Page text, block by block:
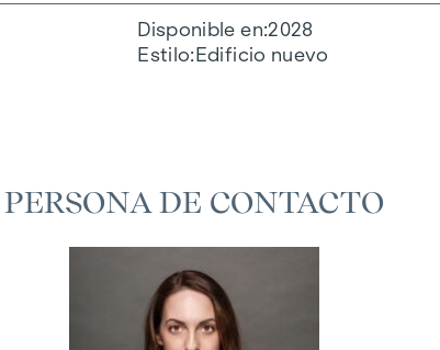
Disponible en 2028
Estilo Edificio nuevo
PERSONA DE CONTACTO